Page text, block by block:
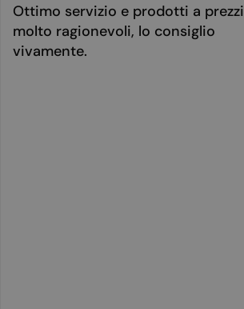
Ottimo servizio e prodotti a prezzi
molto ragionevoli, lo consiglio
vivamente.